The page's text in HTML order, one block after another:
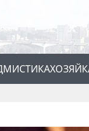
МИСТИКА